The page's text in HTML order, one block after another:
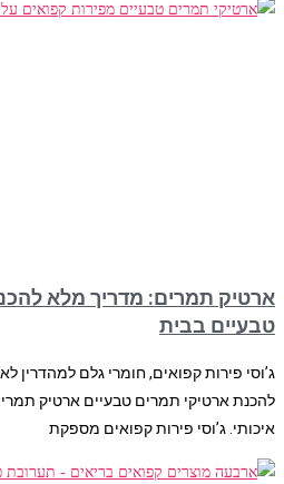
ארטיק תמרים: מדריך מלא
טבעיים בבית
ג’וסי פירות קפואים, חומרי גלם למהדרין
להכנת ארטיקי תמרים טבעיים ארטיק
איכותי. ג’וסי פירות קפואים מספקת